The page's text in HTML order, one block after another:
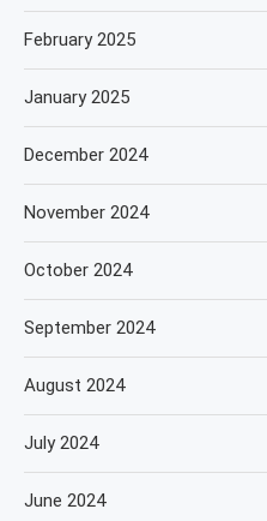
February 2025
January 2025
December 2024
November 2024
October 2024
September 2024
August 2024
July 2024
June 2024